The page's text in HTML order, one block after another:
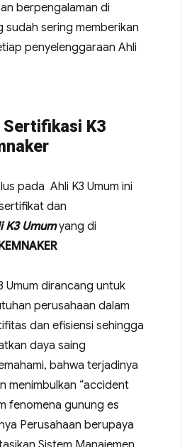
berpengalaman di
sudah sering memberikan
penyelenggaraan Ahli
K3
pada Ahli K3 Umum ini
dan
K3 Umumyang di
Umum dirancang untuk
perusahaan dalam
dan efisiensi sehingga
daya saing
bahwa terjadinya
menimbulkan “accident
fenomena gunung es
Perusahaan berupaya